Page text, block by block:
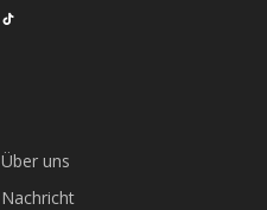
Über uns
Nachricht